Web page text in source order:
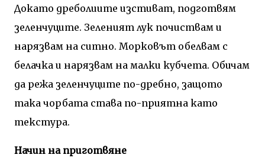
Докато дреболиите изстиват, подготвям
зеленчуците. Зеленият лук почиствам и
нарязвам на ситно. Морковът обелвам с
белачка и нарязвам на малки кубчета. Обичам
да режа зеленчуците по-дребно, защото
така чорбата става по-приятна като
текстура.
Начин на приготвяне